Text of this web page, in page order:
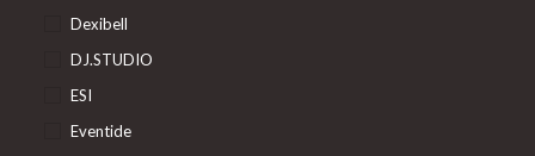
Dexibell
DJ.STUDIO
ESI
Eventide